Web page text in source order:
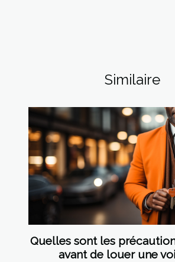
Similaire
Quelles sont les
avant de louer une